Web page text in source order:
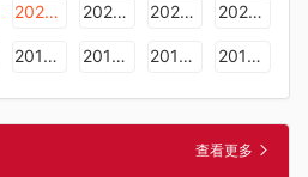
2026年日历表 2025年日历表 2024年日历表 2023年日历表
2019年日历表 2018年日历表 2017年日历表 2016年日历表
查看更多